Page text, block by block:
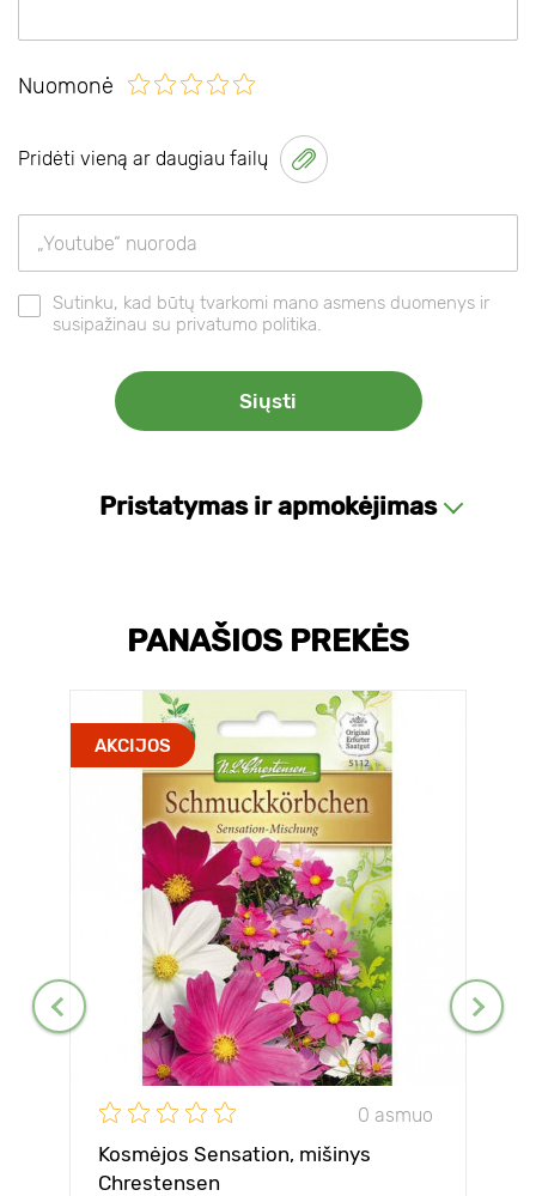
Nuomonė
Pridėti vieną ar daugiau failų
Sutinku, kad būtų tvarkomi mano asmens duomenys ir
susipažinau su privatumo politika.
Pristatymas ir apmokėjimas
PANAŠIOS PREKĖS
AKCIJOS
0 asmuo
Kosmėjos Sensation, mišinys
Chrestensen